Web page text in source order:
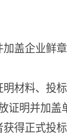
盖企业鲜
材料、投
证明并加盖
得正式